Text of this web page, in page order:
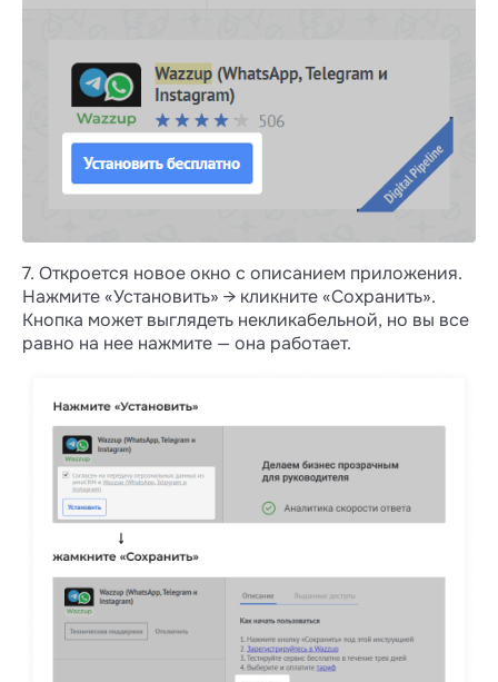
7. Откроется новое окно с описанием приложения.
Нажмите «Установить» → кликните «Сохранить».
Кнопка может выглядеть некликабельной, но вы все
равно на нее нажмите — она работает.